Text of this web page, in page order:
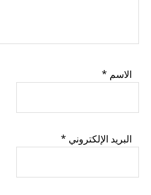
الاسم *
البريد الإلكتروني *